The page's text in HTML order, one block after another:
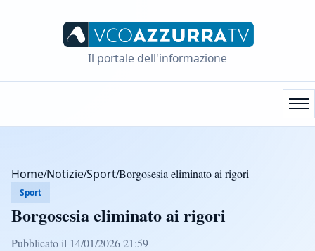
Il portale dell'informazione
Home/Notizie/Sport/Borgosesia eliminato ai rigori
Sport
Borgosesia eliminato ai rigori
Pubblicato il 14/01/2026 21:59